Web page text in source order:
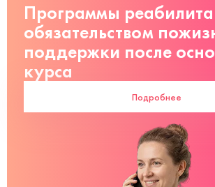
Программы
обязательством
поддержки после
курса
Подробнее